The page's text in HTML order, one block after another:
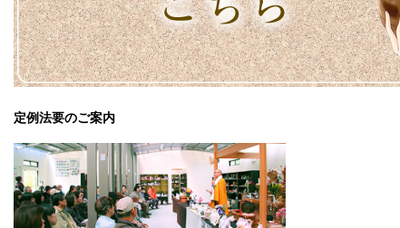
定例法要のご案内